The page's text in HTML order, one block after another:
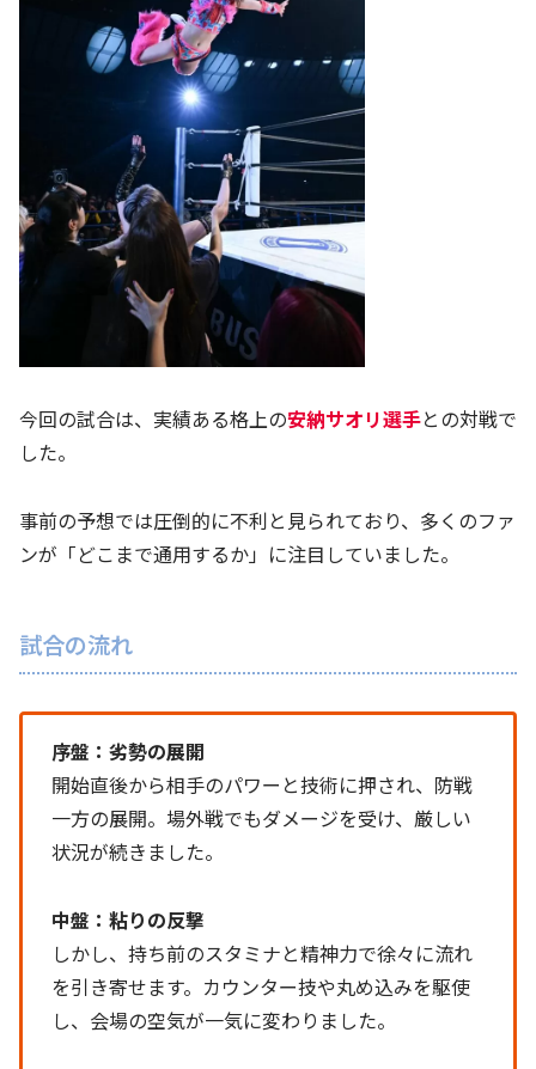
今回の試合は、実績ある格上の安納サオリ選手との対戦で
した。
事前の予想では圧倒的に不利と見られており、多くのファ
ンが「どこまで通用するか」に注目していました。
試合の流れ
序盤：劣勢の展開
開始直後から相手のパワーと技術に押され、防戦
一方の展開。場外戦でもダメージを受け、厳しい
状況が続きました。
中盤：粘りの反撃
しかし、持ち前のスタミナと精神力で徐々に流れ
を引き寄せます。カウンター技や丸め込みを駆使
し、会場の空気が一気に変わりました。